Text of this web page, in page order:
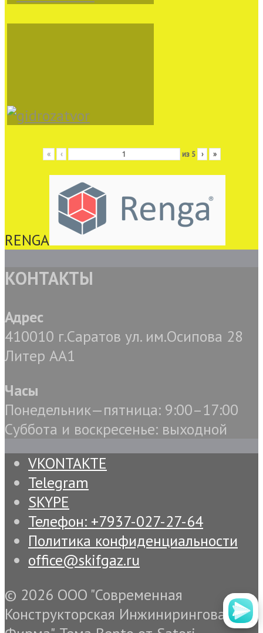
« ‹ из 5 › »
RENGA
КОНТАКТЫ
Адрес
410010 г.Саратов ул. им.Осипова 28
Литер АА1
Часы
Понедельник—пятница: 9:00–17:00
Суббота и воскресенье: выходной
VKONTAKTE
Telegram
SKYPE
Телефон: +7937-027-27-64
Политика конфиденциальности
office@skifgaz.ru
© 2026 ООО "Современная
Конструкторская Инжиниринговая